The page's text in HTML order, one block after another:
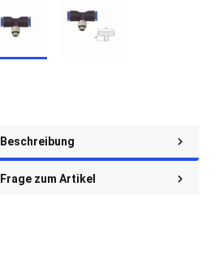
Beschreibung
Frage zum Artikel